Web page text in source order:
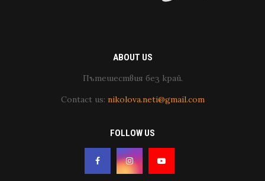
ABOUT US
Пътешествия без край.
Contact us: nikolova.neti@gmail.com
FOLLOW US